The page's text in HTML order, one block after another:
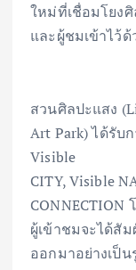
ใหม่ที่เชื่อมโยงศิ
และผู้ชมเข้าไว้
สวนศิลปะแสง
Art Park) ได้รับ
Visible
CITY, Visible
ผู้เข้าชมจะได้สั
ออกมาอย่างเป็น